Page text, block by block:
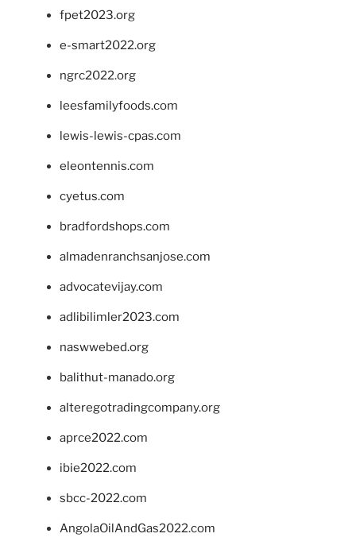
fpet2023.org
e-smart2022.org
ngrc2022.org
leesfamilyfoods.com
lewis-lewis-cpas.com
eleontennis.com
cyetus.com
bradfordshops.com
almadenranchsanjose.com
advocatevijay.com
adlibilimler2023.com
naswwebed.org
balithut-manado.org
alteregotradingcompany.org
aprce2022.com
ibie2022.com
sbcc-2022.com
AngolaOilAndGas2022.com